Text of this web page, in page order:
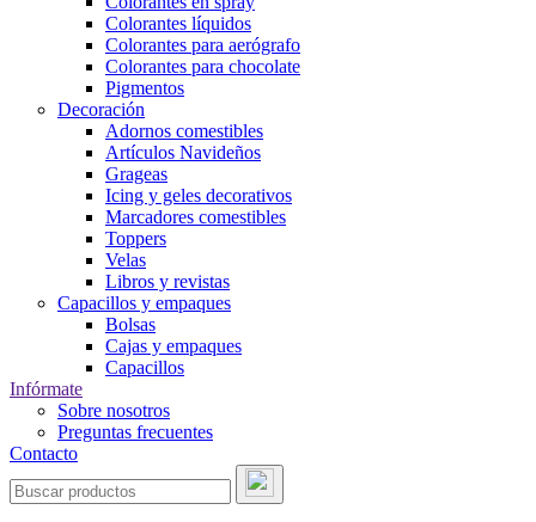
Colorantes líquidos
Colorantes para aerógrafo
Colorantes para chocolate
Pigmentos
Decoración
Adornos comestibles
Artículos Navideños
Grageas
Icing y geles decorativos
Marcadores comestibles
Toppers
Velas
Libros y revistas
Capacillos y empaques
Bolsas
Cajas y empaques
Capacillos
Infórmate
Sobre nosotros
Preguntas frecuentes
Contacto